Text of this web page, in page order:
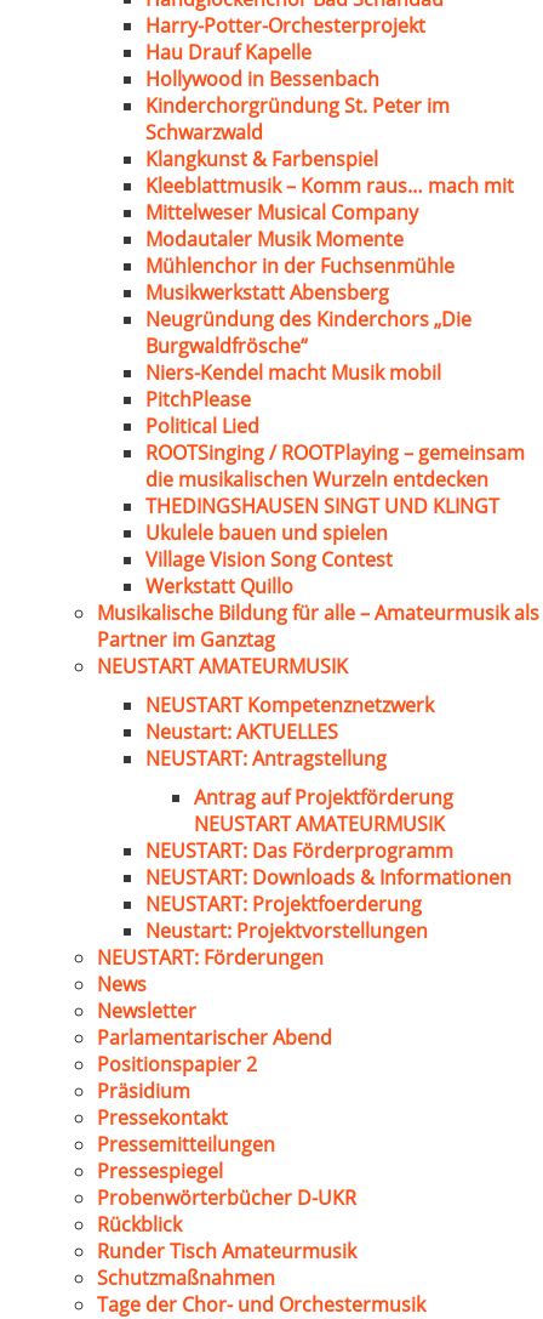
Harry-Potter-Orchesterprojekt
Hau Drauf Kapelle
Hollywood in Bessenbach
Kinderchorgründung St. Peter im
Schwarzwald
Klangkunst & Farbenspiel
Kleeblattmusik – Komm raus… mach mit
Mittelweser Musical Company
Modautaler Musik Momente
Mühlenchor in der Fuchsenmühle
Musikwerkstatt Abensberg
Neugründung des Kinderchors „Die
Burgwaldfrösche“
Niers-Kendel macht Musik mobil
PitchPlease
Political Lied
ROOTSinging / ROOTPlaying – gemeinsam
die musikalischen Wurzeln entdecken
THEDINGSHAUSEN SINGT UND KLINGT
Ukulele bauen und spielen
Village Vision Song Contest
Werkstatt Quillo
Musikalische Bildung für alle – Amateurmusik als
Partner im Ganztag
NEUSTART AMATEURMUSIK
NEUSTART Kompetenznetzwerk
Neustart: AKTUELLES
NEUSTART: Antragstellung
Antrag auf Projektförderung
NEUSTART AMATEURMUSIK
NEUSTART: Das Förderprogramm
NEUSTART: Downloads & Informationen
NEUSTART: Projektfoerderung
Neustart: Projektvorstellungen
NEUSTART: Förderungen
News
Newsletter
Parlamentarischer Abend
Positionspapier 2
Präsidium
Pressekontakt
Pressemitteilungen
Pressespiegel
Probenwörterbücher D-UKR
Rückblick
Runder Tisch Amateurmusik
Schutzmaßnahmen
Tage der Chor- und Orchestermusik